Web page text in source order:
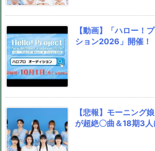
【動画】「ハロー！
ション2026」開催！
【悲報】モーニング
が超絶〇曲＆18期3